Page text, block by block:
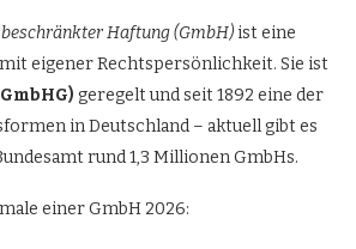
Haftung (GmbH) ist eine
eigener Rechtspersönlichkeit. Sie ist
geregelt und seit 1892 eine der
in Deutschland – aktuell gibt es
rund 1,3 Millionen GmbHs.
einer GmbH 2026: